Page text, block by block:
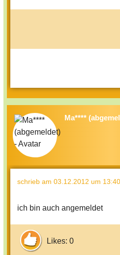
Ma****
schrieb am 03.12.2012 um
ich bin auch angemeldet
Likes: 0